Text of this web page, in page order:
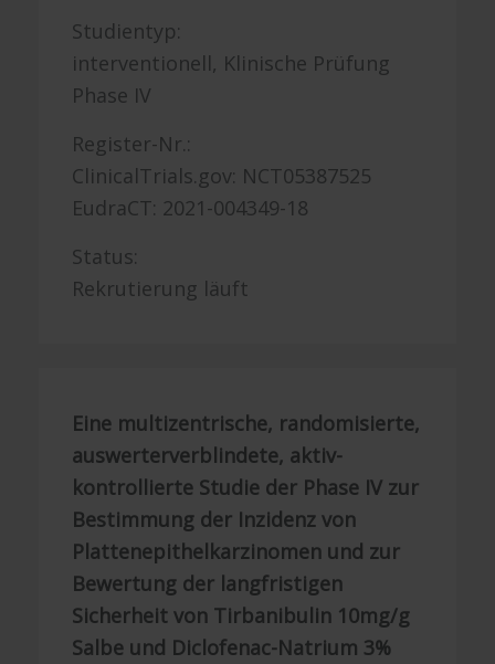
Studientyp:
interventionell, Klinische Prüfung
Phase IV
Register-Nr.:
ClinicalTrials.gov: NCT05387525
EudraCT: 2021-004349-18
Status:
Rekrutierung läuft
Eine multizentrische, randomisierte,
auswerterverblindete, aktiv-
kontrollierte Studie der Phase IV zur
Bestimmung der Inzidenz von
Plattenepithelkarzinomen und zur
Bewertung der langfristigen
Sicherheit von Tirbanibulin 10mg/g
Salbe und Diclofenac-Natrium 3%